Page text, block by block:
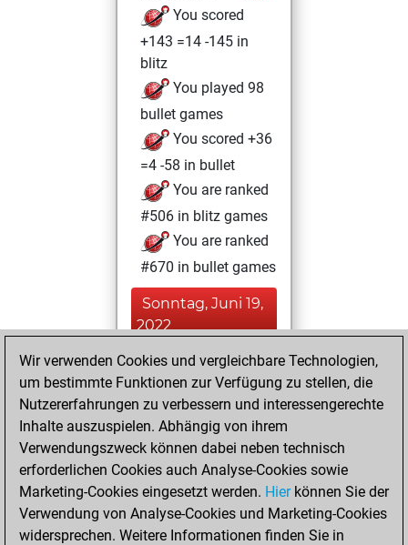
You scored
+143 =14 -145 in
blitz
You played 98
bullet games
You scored +36
=4 -58 in bullet
You are ranked
#506 in blitz games
You are ranked
#670 in bullet games
Sonntag, Juni 19,
2022
You created
your Fritz account
Fritz
created your Studies
account
Studies
Mittwoch, März 9,
2011
Wir verwenden Cookies und vergleichbare Technologien,
um bestimmte Funktionen zur Verfügung zu stellen, die
Nutzererfahrungen zu verbessern und interessengerechte
Inhalte auszuspielen. Abhängig von ihrem
Verwendungszweck können dabei neben technisch
erforderlichen Cookies auch Analyse-Cookies sowie
Marketing-Cookies eingesetzt werden. Hierkönnen Sie der
Verwendung von Analyse-Cookies und Marketing-Cookies
widersprechen. Weitere Informationen finden Sie in